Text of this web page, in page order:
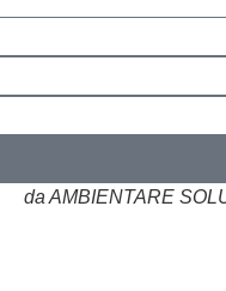
da AMBIENTARE